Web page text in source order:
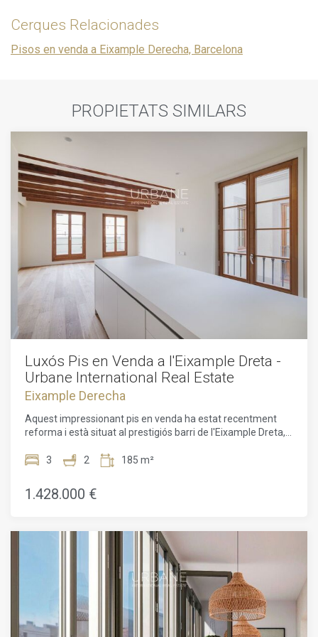
Cerques Relacionades
Pisos en venda a Eixample Derecha, Barcelona
PROPIETATS SIMILARS
Luxós Pis en Venda a l'Eixample Dreta -
Urbane International Real Estate
Eixample Derecha
Aquest impressionant pis en venda ha estat recentment
reforma i està situat al prestigiós barri de l'Eixample Dreta, a
Catalunya. Amb una ubicació privilegiada, aquesta propietat
desitjades de Barcelona. Ubicat al segon pis d'un edifici
completament reforma, aquest pis de 158m2 compta amb
Els acabats de alta qualitat i els detalls elegants es
combinen per crear un ambient sofisticat i acollidor. A
l'entrar a l'apartament, seràs rebut per un petit vestibul que
condueix a la cuina, totalment equipada amb
electrodomèstics de primera qualitat. El saló/menjador
ofereix un espai ideal per a l'entreteniment, amb accés
directe al balcó, perfecte per gaudir del clima mediterrani.
3 2 185 m²
1.428.000 €